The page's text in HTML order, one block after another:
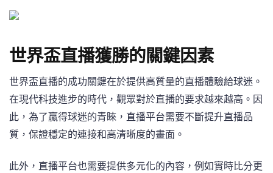
世界盃直播獲勝的關鍵因素
世界盃直播的成功關鍵在於提供高質量的直播體驗給球迷。
在現代科技進步的時代，觀眾對於直播的要求越來越高。因
此，為了贏得球迷的青睞，直播平台需要不斷提升直播品
質，保證穩定的連接和高清晰度的畫面。
此外，直播平台也需要提供多元化的內容，例如實時比分更